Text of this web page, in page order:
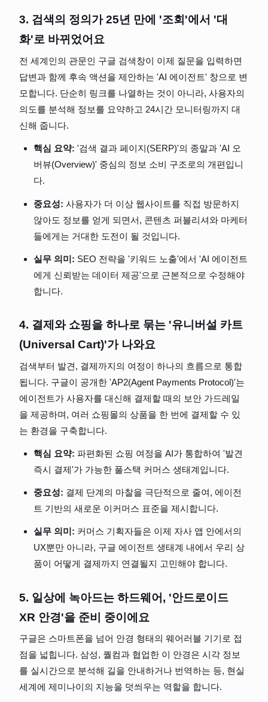
3. 검색의 정의가 25년 만에 '조회'에서 '대
화'로 바뀌었어요
전 세계인의 관문인 구글 검색창이 이제 질문을 입력하면
답변과 함께 후속 액션을 제안하는 'AI 에이전트' 창으로 변
모합니다. 단순히 링크를 나열하는 것이 아니라, 사용자의
의도를 분석해 정보를 요약하고 24시간 모니터링까지 대
신해 줍니다.
핵심 요약: '검색 결과 페이지(SERP)'의 종말과 'AI 오
버뷰(Overview)' 중심의 정보 소비 구조로의 개편입니
다.
중요성: 사용자가 더 이상 웹사이트를 직접 방문하지
않아도 정보를 얻게 되면서, 콘텐츠 퍼블리셔와 마케터
들에게는 거대한 도전이 될 것입니다.
실무 의미: SEO 전략을 '키워드 노출'에서 'AI 에이전트
에게 신뢰받는 데이터 제공'으로 근본적으로 수정해야
합니다.
4. 결제와 쇼핑을 하나로 묶는 '유니버설 카트
(Universal Cart)'가 나와요
검색부터 발견, 결제까지의 여정이 하나의 흐름으로 통합
됩니다. 구글이 공개한 'AP2(Agent Payments Protocol)'는
에이전트가 사용자를 대신해 결제할 때의 보안 가드레일
을 제공하며, 여러 쇼핑몰의 상품을 한 번에 결제할 수 있
는 환경을 구축합니다.
핵심 요약: 파편화된 쇼핑 여정을 AI가 통합하여 '발견
즉시 결제'가 가능한 풀스택 커머스 생태계입니다.
중요성: 결제 단계의 마찰을 극단적으로 줄여, 에이전
트 기반의 새로운 이커머스 표준을 제시합니다.
실무 의미: 커머스 기획자들은 이제 자사 앱 안에서의
UX뿐만 아니라, 구글 에이전트 생태계 내에서 우리 상
품이 어떻게 결제까지 연결될지 고민해야 합니다.
5. 일상에 녹아드는 하드웨어, '안드로이드
XR 안경'을 준비 중이에요
구글은 스마트폰을 넘어 안경 형태의 웨어러블 기기로 접
점을 넓힙니다. 삼성, 퀄컴과 협업한 이 안경은 시각 정보
를 실시간으로 분석해 길을 안내하거나 번역하는 등, 현실
세계에 제미나이의 지능을 덧씌우는 역할을 합니다.